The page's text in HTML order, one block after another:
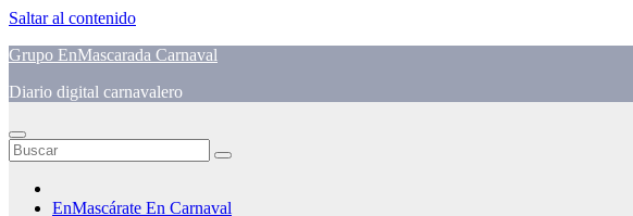
Saltar al contenido
Grupo EnMascarada Carnaval
Diario digital carnavalero
EnMascárate En Carnaval